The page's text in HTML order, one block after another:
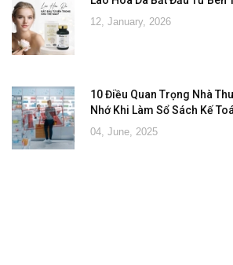
12, January, 2026
10 Điều Quan Trọng Nhà
Nhớ Khi Làm Sổ Sách Kế
04, June, 2025